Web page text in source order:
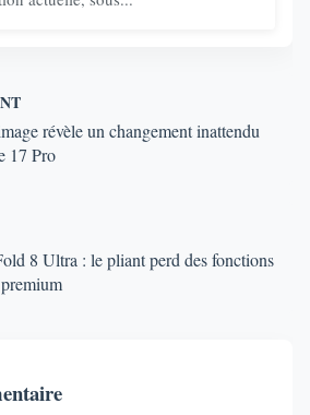
révèle un changement inattendu
17 Pro
8 Ultra : le pliant perd des fonctions